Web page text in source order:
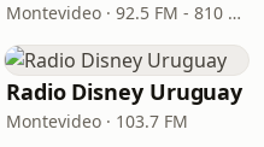
Montevideo · 92.5 FM - 810 AM
Radio Disney Uruguay
Montevideo · 103.7 FM